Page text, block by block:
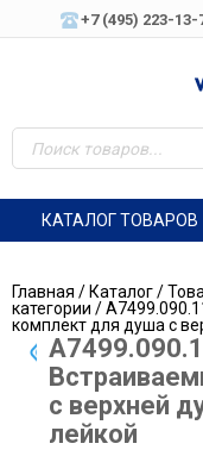
+7 (495) 223-13-
КАТАЛОГ ТОВАРОВ
Главная /Каталог/
категории /
комплект для душа с
с верхней
лейкой